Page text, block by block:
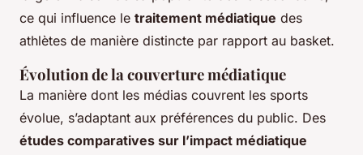
ce qui influence le traitement médiatique des
athlètes de manière distincte par rapport au basket.
Évolution de la couverture médiatique
La manière dont les médias couvrent les sports
évolue, s’adaptant aux préférences du public. Des
études comparatives sur l’impact médiatique